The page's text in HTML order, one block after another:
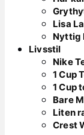
Lisa
Nyttig
Livsstil
Nike
1 Cup
1 Cup
Bare
Liten
Crest